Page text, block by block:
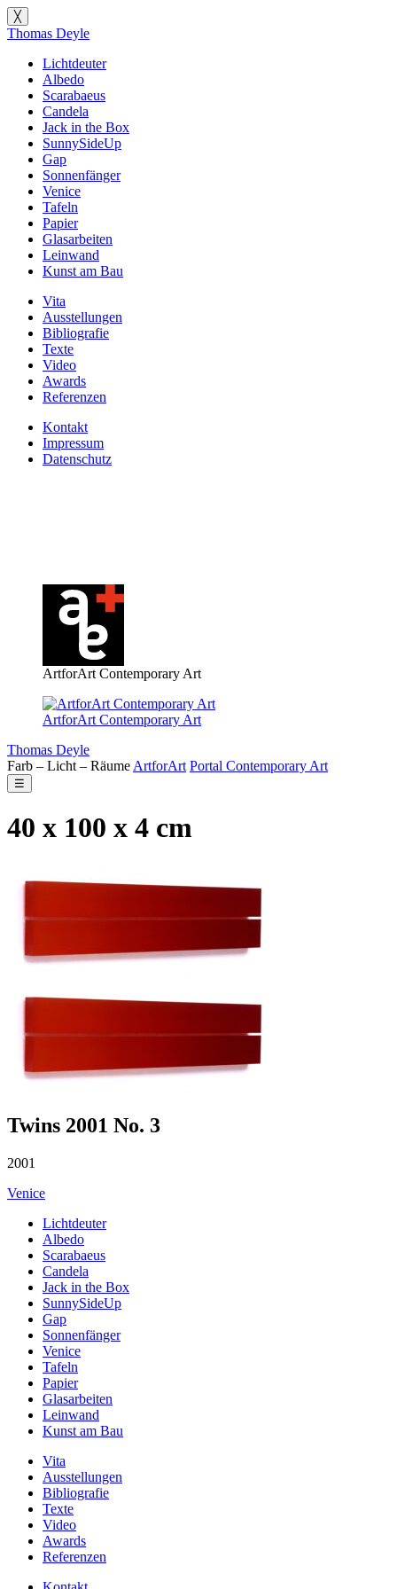
╳
Thomas Deyle
Lichtdeuter
Albedo
Scarabaeus
Candela
Jack in the Box
SunnySideUp
Gap
Sonnenfänger
Venice
Tafeln
Papier
Glasarbeiten
Leinwand
Kunst am Bau
Vita
Ausstellungen
Bibliografie
Texte
Video
Awards
Referenzen
Kontakt
Impressum
Datenschutz
ArtforArt Contemporary Art
ArtforArt Contemporary Art
Thomas Deyle
Farb – Licht – Räume ArtforArt Portal Contemporary Art
☰
40 x 100 x 4 cm
Twins 2001 No. 3
2001
Venice
Lichtdeuter
Albedo
Scarabaeus
Candela
Jack in the Box
SunnySideUp
Gap
Sonnenfänger
Venice
Tafeln
Papier
Glasarbeiten
Leinwand
Kunst am Bau
Vita
Ausstellungen
Bibliografie
Texte
Video
Awards
Referenzen